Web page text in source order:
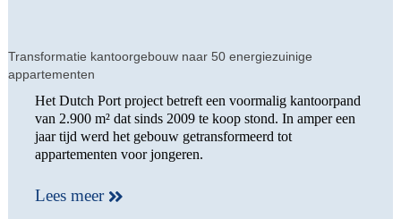
Transformatie kantoorgebouw naar 50 energiezuinige
appartementen
Het Dutch Port project betreft een voormalig kantoorpand
van 2.900 m² dat sinds 2009 te koop stond. In amper een
jaar tijd werd het gebouw getransformeerd tot
appartementen voor jongeren.
Lees meer